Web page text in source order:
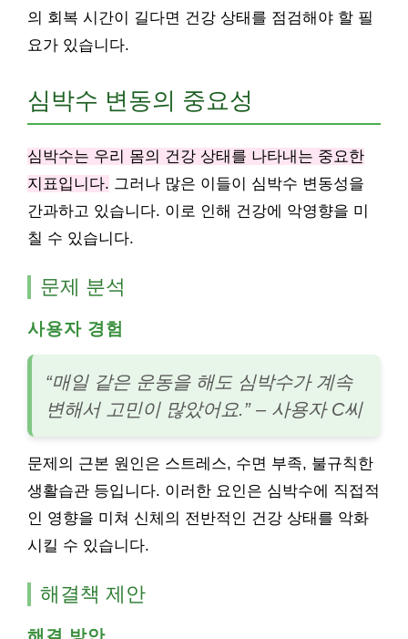
의 회복 시간이 길다면 건강 상태를 점검해야 할 필
요가 있습니다.
심박수 변동의 중요성
심박수는 우리 몸의 건강 상태를 나타내는 중요한
지표입니다. 그러나 많은 이들이 심박수 변동성을
간과하고 있습니다. 이로 인해 건강에 악영향을 미
칠 수 있습니다.
문제 분석
사용자 경험
“매일 같은 운동을 해도 심박수가 계속
변해서 고민이 많았어요.” – 사용자 C씨
문제의 근본 원인은 스트레스, 수면 부족, 불규칙한
생활습관 등입니다. 이러한 요인은 심박수에 직접적
인 영향을 미쳐 신체의 전반적인 건강 상태를 악화
시킬 수 있습니다.
해결책 제안